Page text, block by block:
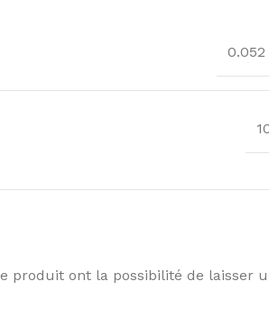
0.052
produit ont la possibilité de laisser